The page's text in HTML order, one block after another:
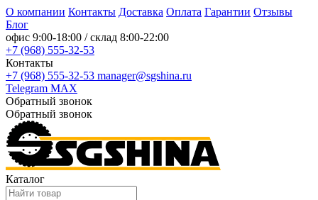
О компании Контакты Доставка Оплата Гарантии Отзывы
Блог
офис 9:00-18:00 / склад 8:00-22:00
+7 (968) 555-32-53
Контакты
+7 (968) 555-32-53 manager@sgshina.ru
Telegram MAX
Обратный звонок
Обратный звонок
Каталог